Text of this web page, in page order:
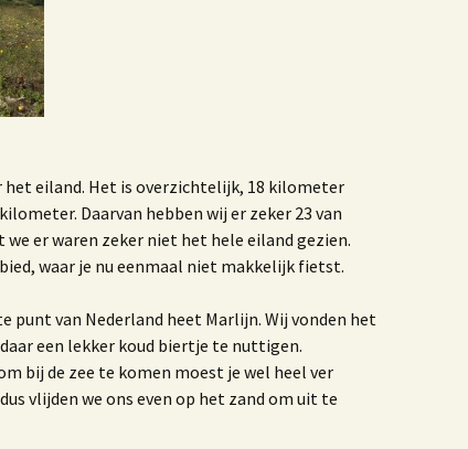
koers
samen een
naar Israel
het strand, de
eiland. Het is overzichtelijk, 18 kilometer
Daarvan hebben wij er zeker 23 van
we er waren zeker niet het hele eiland gezien.
waar je nu eenmaal niet makkelijk fietst.
punt van Nederland heet Marlijn. Wij vonden het
een lekker koud biertje te nuttigen.
bij de zee te komen moest je wel heel ver
vlijden we ons even op het zand om uit te